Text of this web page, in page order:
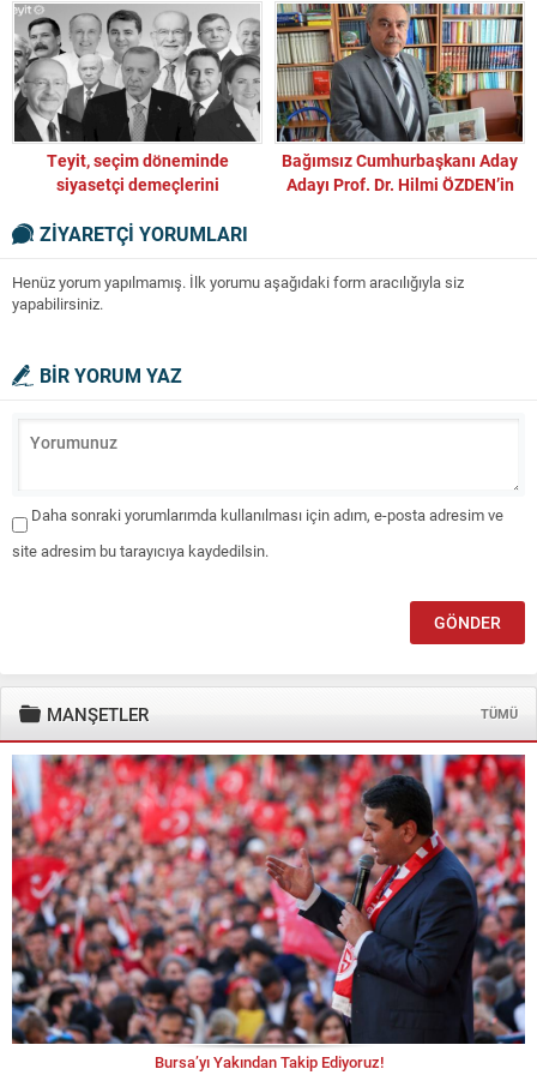
Teyit, seçim döneminde
siyasetçi demeçlerini
Bağımsız Cumhurbaşkanı Aday
Adayı Prof. Dr. Hilmi ÖZDEN’in
ZİYARETÇİ YORUMLARI
Henüz yorum yapılmamış. İlk yorumu aşağıdaki form aracılığıyla siz
yapabilirsiniz.
BİR YORUM YAZ
Daha sonraki yorumlarımda kullanılması için adım, e-posta adresim ve
site adresim bu tarayıcıya kaydedilsin.
MANŞETLER TÜMÜ
Bursa’yı Yakından Takip Ediyoruz!